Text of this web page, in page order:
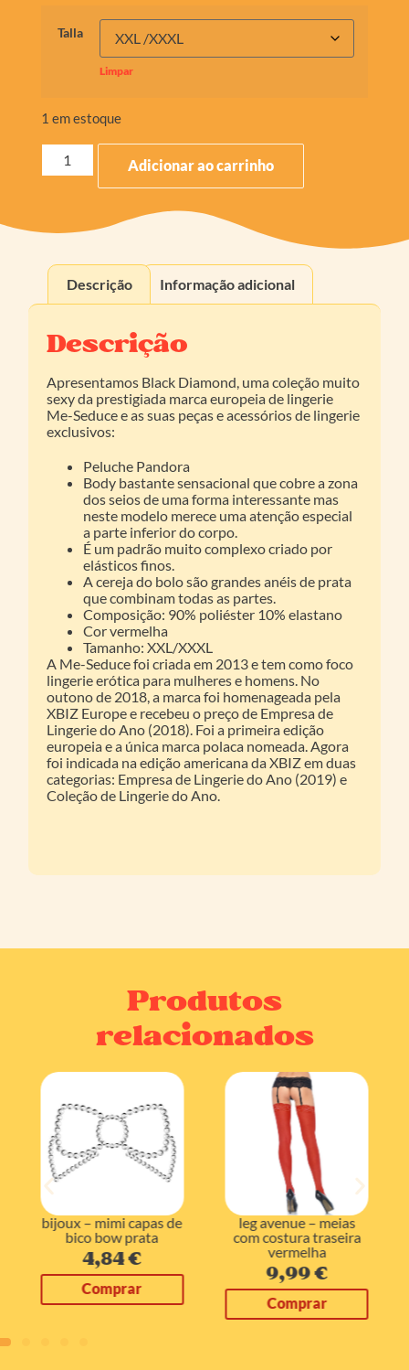
Talla
Limpar
1 em estoque
Adicionar ao carrinho
Descrição Informação adicional
Descrição
Apresentamos Black Diamond, uma coleção muito
sexy da prestigiada marca europeia de lingerie
Me-Seduce e as suas peças e acessórios de lingerie
exclusivos:
Peluche Pandora
Body bastante sensacional que cobre a zona
dos seios de uma forma interessante mas
neste modelo merece uma atenção especial
a parte inferior do corpo.
É um padrão muito complexo criado por
elásticos finos.
A cereja do bolo são grandes anéis de prata
que combinam todas as partes.
Composição: 90% poliéster 10% elastano
Cor vermelha
Tamanho: XXL/XXXL
A Me-Seduce foi criada em 2013 e tem como foco
lingerie erótica para mulheres e homens. No
outono de 2018, a marca foi homenageada pela
XBIZ Europe e recebeu o preço de Empresa de
Lingerie do Ano (2018). Foi a primeira edição
europeia e a única marca polaca nomeada. Agora
foi indicada na edição americana da XBIZ em duas
categorias: Empresa de Lingerie do Ano (2019) e
Coleção de Lingerie do Ano.
Produtos
relacionados
bijoux – mimi capas de
bico bow prata
4,84€
Comprar
leg avenue – meias
com costura traseira
vermelha
9,99€
Comprar